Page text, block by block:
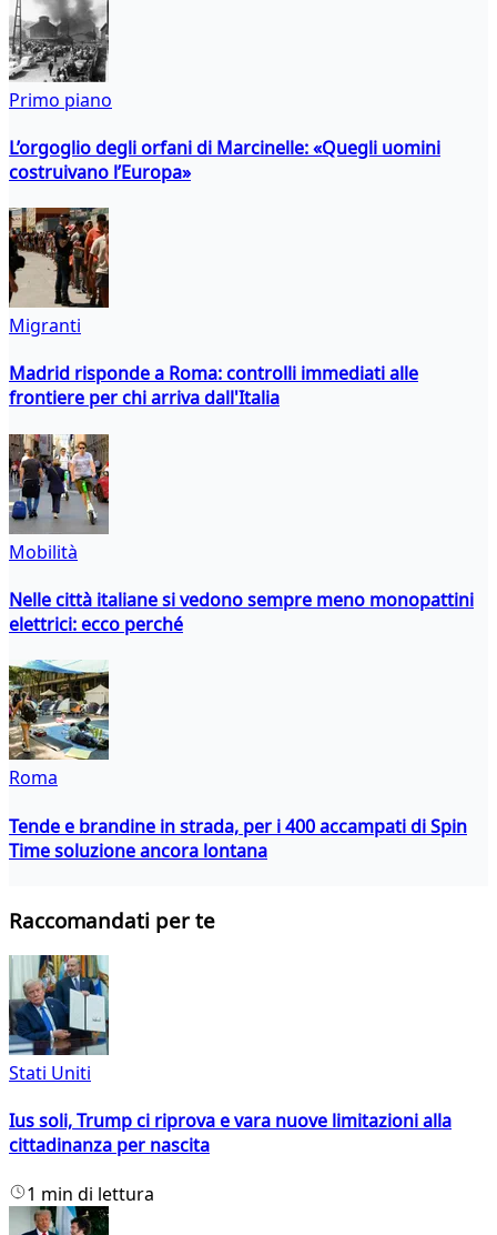
Primo piano
L’orgoglio degli orfani di Marcinelle: «Quegli uomini
costruivano l’Europa»
Migranti
Madrid risponde a Roma: controlli immediati alle
frontiere per chi arriva dall'Italia
Mobilità
Nelle città italiane si vedono sempre meno monopattini
elettrici: ecco perché
Roma
Tende e brandine in strada, per i 400 accampati di Spin
Time soluzione ancora lontana
Raccomandati per te
Stati Uniti
Ius soli, Trump ci riprova e vara nuove limitazioni alla
cittadinanza per nascita
1 min di lettura